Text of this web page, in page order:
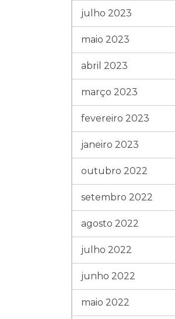
julho 2023
maio 2023
abril 2023
março 2023
fevereiro 2023
janeiro 2023
outubro 2022
setembro 2022
agosto 2022
julho 2022
junho 2022
maio 2022